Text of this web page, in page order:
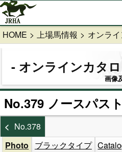
HOME 上場馬情報 オンラ
オンラインカタ
画像
No.379 ノースパス
No.378
Photo
ブラックタイプ